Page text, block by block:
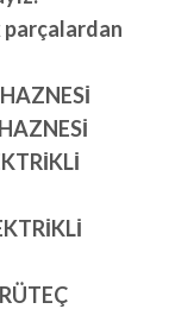
parçalardan